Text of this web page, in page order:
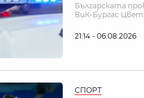
Българската
ВиК-Бургас
21:14 - 06.08.2026
СПОРТ